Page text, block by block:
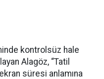
kontrolsüz hale
Alagöz, “Tatil
süresi anlamına